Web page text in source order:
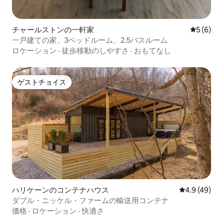
チャールストンの一軒家 レビュー
5 (6)
一戸建ての家、3ベッドルーム、2.5バスルーム
ロケーション · 徒歩移動のしやすさ · おもてなし
ゲストチョイス
ゲストチョイス
ハリケーンのコンテナハウス レビュー49
4.9 (49)
ダブル・ニッケル・ファームの輸送用コンテナ
価格 · ロケーション ·快適さ